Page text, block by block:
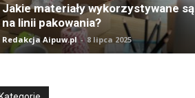
Jakie materiały wykorzystywane są
na linii pakowania?
Redakcja Aipuw.pl - 8 lipca 2025